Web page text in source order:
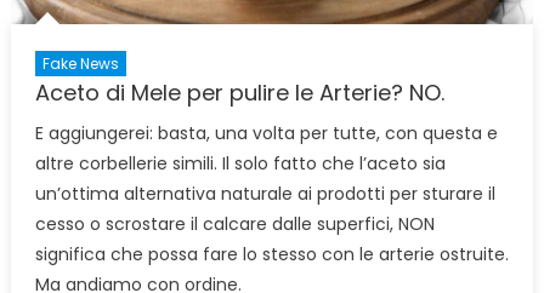
Fake News
Aceto di Mele per pulire le Arterie? NO.
E aggiungerei: basta, una volta per tutte, con questa e
altre corbellerie simili. Il solo fatto che l’aceto sia
un’ottima alternativa naturale ai prodotti per sturare il
cesso o scrostare il calcare dalle superfici, NON
significa che possa fare lo stesso con le arterie ostruite.
Ma andiamo con ordine.